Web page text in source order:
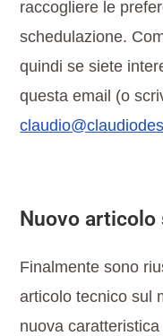
raccogliere le
schedulazione.
quindi se siete
questa email (o
Nuovo articolo
Finalmente sono
articolo tecnico sul
nuova